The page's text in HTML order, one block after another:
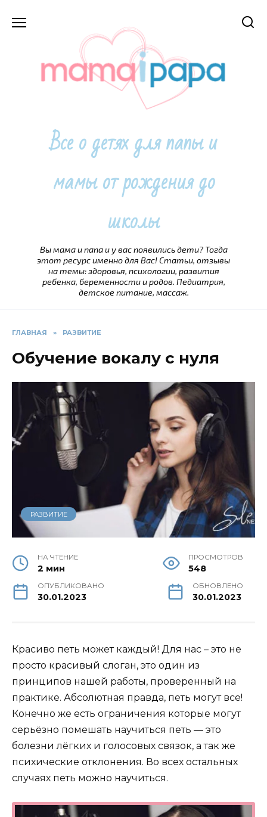
Все о детях для папы и
мамы от рождения до
школы
Вы мама и папа и у вас появились дети? Тогда
этот ресурс именно для Вас! Статьи, отзывы
на темы: здоровья, психологии, развития
ребенка, беременности и родов. Педиатрия,
детское питание, массаж.
ГЛАВНАЯ » РАЗВИТИЕ
Обучение вокалу с нуля
РАЗВИТИЕ
НА ЧТЕНИЕ
2 мин
ПРОСМОТРОВ
548
ОПУБЛИКОВАНО
30.01.2023
ОБНОВЛЕНО
30.01.2023
Красиво петь может каждый! Для нас – это не
просто красивый слоган, это один из
принципов нашей работы, проверенный на
практике. Абсолютная правда, петь могут все!
Конечно же есть ограничения которые могут
серьёзно помешать научиться петь — это
болезни лёгких и голосовых связок, а так же
психические отклонения. Во всех остальных
случаях петь можно научиться.